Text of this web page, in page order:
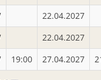
22.04.2027
22.04.2027
19:00 27.04.2027